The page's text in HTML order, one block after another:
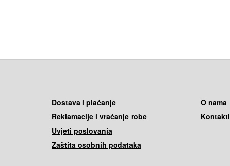
Dostava i plaćanje
Reklamacije i vraćanje robe
Uvjeti poslovanja
Zaštita osobnih podataka
O nama
Kontakti